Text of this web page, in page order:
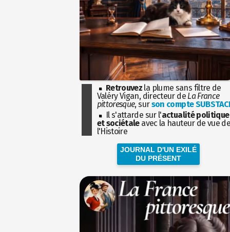
Retrouvez la plume sans filtre de
Valéry Vigan, directeur de La France
pittoresque, surson compte
Il s'attarde sur l'actualité politique
et sociétaleavec la hauteur de vue
l'Histoire
JOURNAL D'UN EXILÉ
DU PRÉSENT